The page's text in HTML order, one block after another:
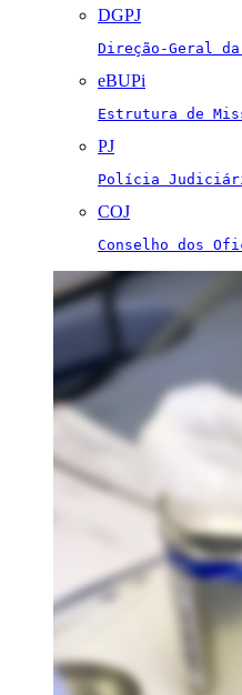
DGPJ
Direção-Geral
eBUPi
Estrutura de
PJ
Polícia
COJ
Conselho dos